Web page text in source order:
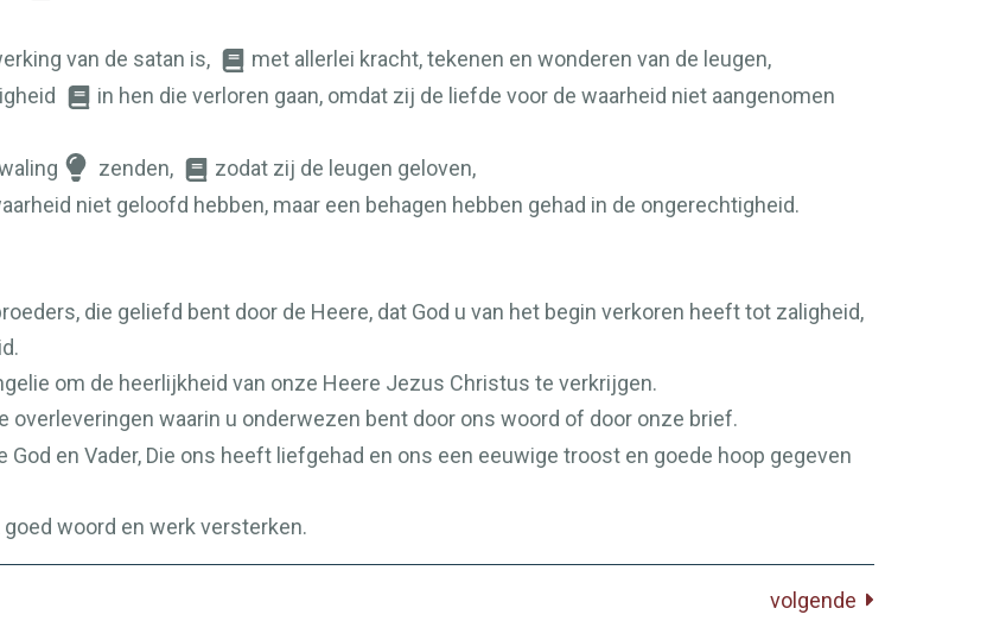
van de satan is,
met allerlei kracht, tekenen en wonderen van de leugen,
in hen die verloren gaan, omdat zij de liefde voor de waarheid niet aangenomen
zenden,
zodat zij de leugen geloven,
niet geloofd hebben, maar een behagen hebben gehad in de ongerechtigheid.
die geliefd bent door de Heere, dat God u van het begin verkoren heeft tot zaligheid,
om de heerlijkheid van onze Heere Jezus Christus te verkrijgen.
overleveringen waarin u onderwezen bent door ons woord of door onze brief.
en Vader, Die ons heeft liefgehad en ons een eeuwige troost en goede hoop gegeven
goed woord en werk versterken.
volgende